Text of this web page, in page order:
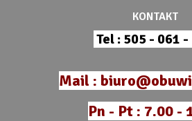
KONTAKT
Tel : 505 - 061
Mail :
Pn - Pt : 7.00 -